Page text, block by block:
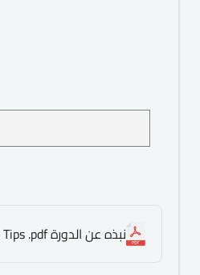
نبذه عن الدورة Visual Studio Tips .pdf